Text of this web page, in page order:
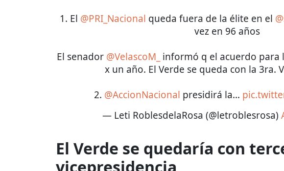
1. El @PRI_Nacional queda fuera de la élite en el
vez en 96 años
El senador @VelascoM_ informó q el acuerdo para
x un año. El Verde se queda con la 3ra.
2. @AccionNacional presidirá la…
— Leti RoblesdelaRosa (@letroblesrosa)
El Verde se quedaría con
vicepresidencia